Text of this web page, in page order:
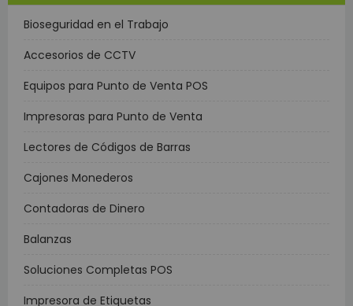
Bioseguridad en el Trabajo
Accesorios de CCTV
Equipos para Punto de Venta POS
Impresoras para Punto de Venta
Lectores de Códigos de Barras
Cajones Monederos
Contadoras de Dinero
Balanzas
Soluciones Completas POS
Impresora de Etiquetas